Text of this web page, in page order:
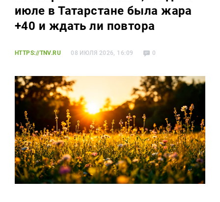
Новости
Телепроекты
О компании
Реклама
Для связи
+7 (843) 570−50−00
reception@tnvtv.ru
Для связи
+7 (843) 570−50−00
июле в Татарстане была жара
+40 и ждать ли повтора
HTTPS://TNV.RU 08 ИЮЛЯ 2026, 16:09 0